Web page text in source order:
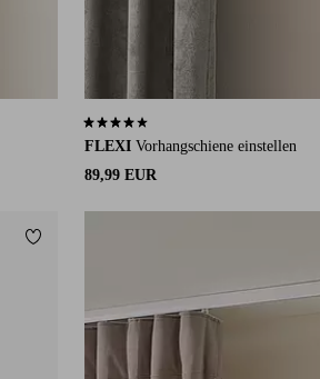
FLEXI Vorhangschiene einstellen
89,99 EUR
3,8 basierend auf 16 Bewertungen
Zu Favoriten hinzufügen